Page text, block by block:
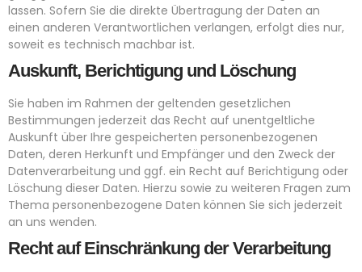
lassen. Sofern Sie die direkte Übertragung der Daten an
einen anderen Verantwortlichen verlangen, erfolgt dies nur,
soweit es technisch machbar ist.
Auskunft, Berichtigung und Löschung
Sie haben im Rahmen der geltenden gesetzlichen
Bestimmungen jederzeit das Recht auf unentgeltliche
Auskunft über Ihre gespeicherten personenbezogenen
Daten, deren Herkunft und Empfänger und den Zweck der
Datenverarbeitung und ggf. ein Recht auf Berichtigung oder
Löschung dieser Daten. Hierzu sowie zu weiteren Fragen zum
Thema personenbezogene Daten können Sie sich jederzeit
an uns wenden.
Recht auf Einschränkung der Verarbeitung